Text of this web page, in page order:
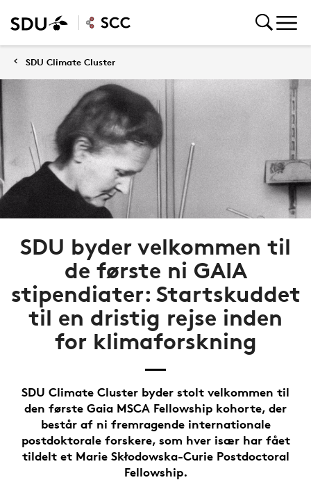
SDU Climate Cluster
SDU byder velkommen til
de første ni GAIA
stipendiater: Startskuddet
til en dristig rejse inden
for klimaforskning
SDU Climate Cluster byder stolt velkommen til
den første Gaia MSCA Fellowship kohorte, der
består af ni fremragende internationale
postdoktorale forskere, som hver især har fået
tildelt et Marie Skłodowska-Curie Postdoctoral
Fellowship.